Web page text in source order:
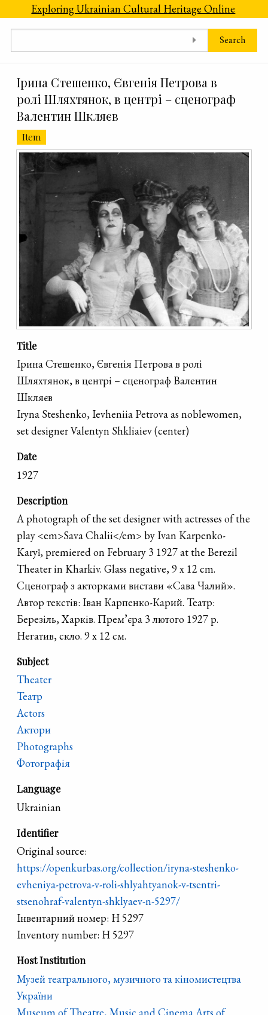
Skip to main content
Exploring Ukrainian Cultural Heritage Online
Search
Ірина Стешенко, Євгенія Петрова в
ролі Шляхтянок, в центрі – сценограф
Валентин Шкляєв
Item
Title
Ірина Стешенко, Євгенія Петрова в ролі
Шляхтянок, в центрі – сценограф Валентин
Шкляєв
Iryna Steshenko, Ievheniia Petrova as noblewomen,
set designer Valentyn Shkliaiev (center)
Date
1927
Description
A photograph of the set designer with actresses of the
play <em>Sava Chalii</em> by Ivan Karpenko-
Karyǐ, premiered on February 3 1927 at the Berezil
Theater in Kharkiv. Glass negative, 9 x 12 cm.
Сценограф з акторками вистави «Сава Чалий».
Автор текстів: Іван Карпенко-Карий. Театр:
Березіль, Харків. Прем’єра 3 лютого 1927 р.
Негатив, скло. 9 х 12 см.
Subject
Theater
Театр
Actors
Актори
Photographs
Фотографія
Language
Ukrainian
Identifier
Original source:
https://openkurbas.org/collection/iryna-steshenko-
evheniya-petrova-v-roli-shlyahtyanok-v-tsentri-
stsenohraf-valentyn-shklyaev-n-5297/
Iнвентарний номер: Н 5297
Inventory number: Н 5297
Host Institution
Музей театрального, музичного та кіномистецтва
України
Museum of Theatre, Music and Cinema Arts of